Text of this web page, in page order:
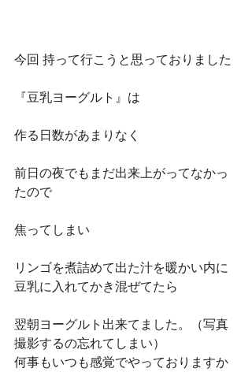
今回 持って行こうと思っておりました
『豆乳ヨーグルト』は
作る日数があまりなく
前日の夜でもまだ出来上がってなかっ
たので
焦ってしまい
リンゴを煮詰めて出た汁を暖かい内に
豆乳に入れてかき混ぜてたら
翌朝ヨーグルト出来てました。（写真
撮影するの忘れてしまい）
何事もいつも感覚でやっておりますか